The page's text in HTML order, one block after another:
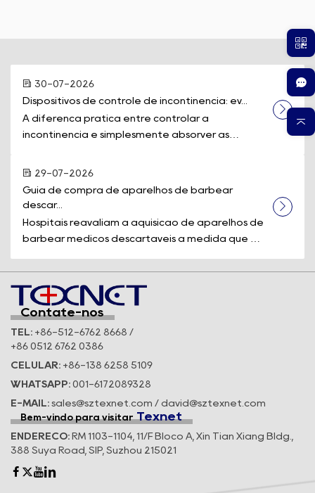
30-07-2026
Dispositivos de controle de incontinência: ev...
A diferença prática entre controlar a
incontinência e simplesmente absorver as
29-07-2026
Guia de compra de aparelhos de barbear
descar...
Hospitais reavaliam a aquisição de aparelhos de
barbear médicos descartáveis à medida que os
Contate-nos
TEL: +86-512-6762 8668 /
+86 0512 6762 0386
CELULAR: +86-138 6258 5109
WHATSAPP: 001-6172089328
E-MAIL: sales@sztexnet.com / david@sztexnet.com
Bem-vindo para visitar Texnet
ENDEREÇO: RM 1103-1104, 11/F Bloco A, Xin Tian Xiang Bldg.,
388 Suya Road, SIP, Suzhou 215021